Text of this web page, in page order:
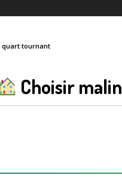
quart tournant
Choisir malin